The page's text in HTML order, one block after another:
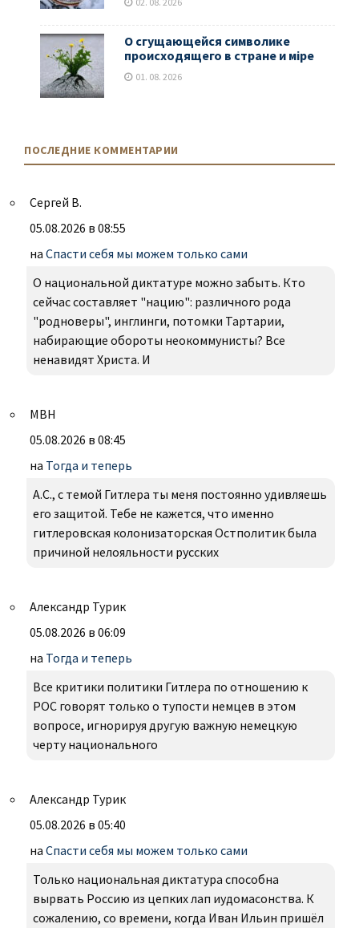
О сгущающейся символике
происходящего в стране и мiре
01. 08. 2026
ПОСЛЕДНИЕ КОММЕНТАРИИ
Сергей В.
05.08.2026 в 08:55
на Спасти себя мы можем только сами
О национальной диктатуре можно забыть. Кто
сейчас составляет "нацию": различного рода
"родноверы", инглинги, потомки Тартарии,
набирающие обороты неокоммунисты? Все
ненавидят Христа. И
МВН
05.08.2026 в 08:45
на Тогда и теперь
А.С., с темой Гитлера ты меня постоянно удивляешь
его защитой. Тебе не кажется, что именно
гитлеровская колонизаторская Остполитик была
причиной нелояльности русских
Александр Турик
05.08.2026 в 06:09
на Тогда и теперь
Все критики политики Гитлера по отношению к
РОС говорят только о тупости немцев в этом
вопросе, игнорируя другую важную немецкую
черту национального
Александр Турик
05.08.2026 в 05:40
на Спасти себя мы можем только сами
Только национальная диктатура способна
вырвать Россию из цепких лап иудомасонства. К
сожалению, со времени, когда Иван Ильин пришёл